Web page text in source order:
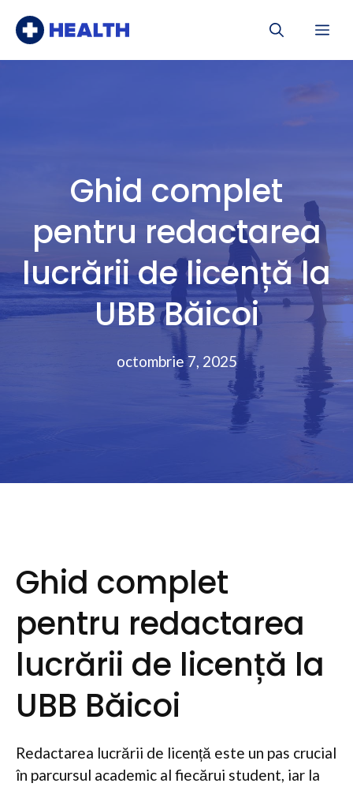
Ghid complet
pentru redactarea
lucrării de licență la
UBB Băicoi
octombrie 7, 2025
Ghid complet
pentru redactarea
lucrării de licență la
UBB Băicoi
Redactarea lucrării de licență este un pas crucial
în parcursul academic al fiecărui student, iar la